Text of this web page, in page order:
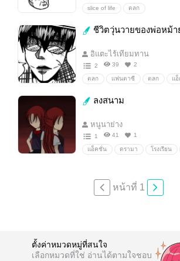
slice of life ตลก
ชีวิตวุ่นวายของพ่อหม้
อิแตะไร้เทียมทาน
2 39 2
ตลก แฟนตาซี ตลก แ
ฟรุ้งฟริ้ง(?)
เพื่อน... สัตว์ประหลาด
ลงสนาม
หนูนาย่าง
1 41 1
แอ็คชั่น ดรามา โรงเรียน
หน้าที่ 1
ตั้งค่าหมวดหมู่ที่สนใจ
เลือกหมวดที่ใช่ อ่านได้ตามใจชอบ